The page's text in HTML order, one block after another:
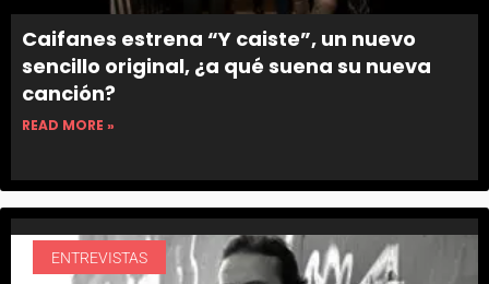
Caifanes estrena “Y caiste”, un nuevo
sencillo original, ¿a qué suena su nueva
canción?
READ MORE »
ENTREVISTAS